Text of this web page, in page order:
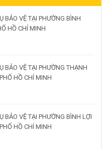
BẢO VỆ TẠI PHƯỜNG BÌNH
HỒ CHÍ MINH
BẢO VỆ TẠI PHƯỜNG THẠNH
HỒ CHÍ MINH
BẢO VỆ TẠI PHƯỜNG BÌNH LỢI
HỒ CHÍ MINH